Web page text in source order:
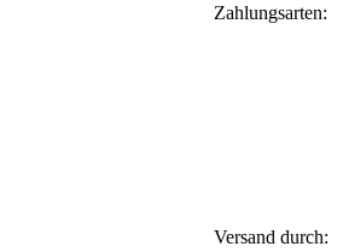
Zahlungsarten:
Versand durch: